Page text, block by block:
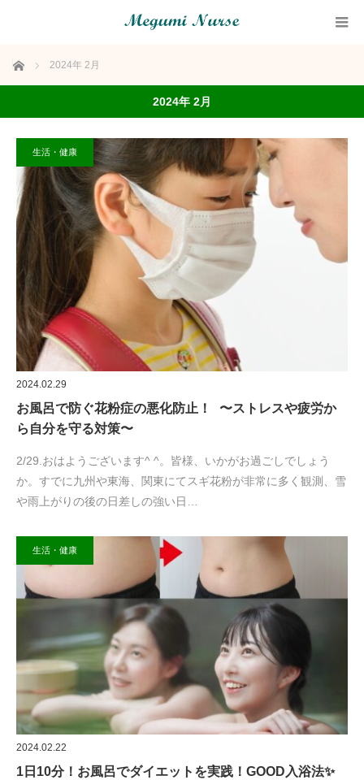
ホーム 2024年 2月
2024年 2月
生活・健康
2024.02.29
お風呂で防ぐ花粉症の悪化防止！ 〜ストレスや疲労か
ら自分を守る対策〜
2/29.おはようございます^ ^。皆様、いかがお過ごしでしょう
か。すでに九州や東海、関東にてスギ花粉が非常に多く観測、雪
や雨上がりの後の日差しの強い日…
生活・健康
2024.02.22
1日10分！お風呂でダイエットを実践！GOOD入浴法✨